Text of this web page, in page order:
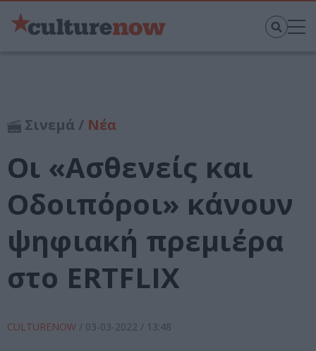
Σινεμά / Νέα
Οι «Ασθενείς και
Οδοιπόροι» κάνουν
ψηφιακή πρεμιέρα
στο ERTFLIX
CULTURENOW / 03-03-2022 / 13:48